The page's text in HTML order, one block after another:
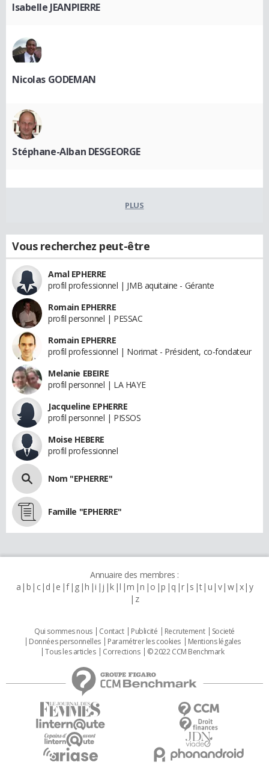
Isabelle JEANPIERRE
Nicolas GODEMAN
Stéphane-Alban DESGEORGE
PLUS
Vous recherchez peut-être
Amal EPHERRE
profil professionnel | JMB aquitaine - Gérante
Romain EPHERRE
profil personnel | PESSAC
Romain EPHERRE
profil professionnel | Norimat - Président, co-fondateur
Melanie EBEIRE
profil personnel | LA HAYE
Jacqueline EPHERRE
profil personnel | PISSOS
Moise HEBERE
profil professionnel
Nom "EPHERRE"
Famille "EPHERRE"
Annuaire des membres :
a b c d e f g h i j k l m n o p q r s t u v w x y
z
Qui sommes nous Contact Publicité Recrutement
Societé
Données personnelles
Paramétrer les cookies
Mentions légales
Tous les articles
Corrections © 2022 CCM Benchmark